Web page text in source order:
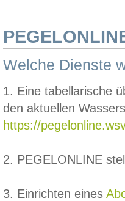
Welche Dienste
1. Eine tabellarische
den aktuellen
https://
2. PEGELONLINE
3. Einrichten eines